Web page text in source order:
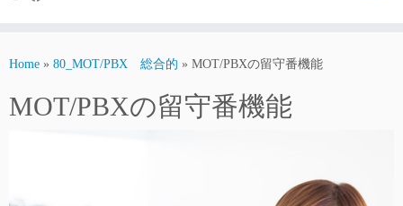
Home » 80_MOT/PBX 総合的 » MOT/PBXの留守番機能
MOT/PBXの留守番機能